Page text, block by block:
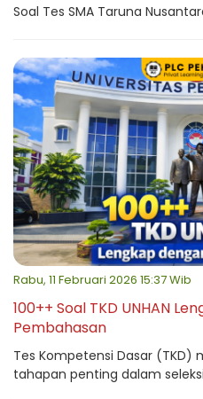
Soal Tes SMA Taruna
Rabu, 11 Februari 2026 15:37 Wib
100++ Soal TKD UNHAN
Pembahasan
Tes Kompetensi Dasar (TKD)
tahapan penting dalam